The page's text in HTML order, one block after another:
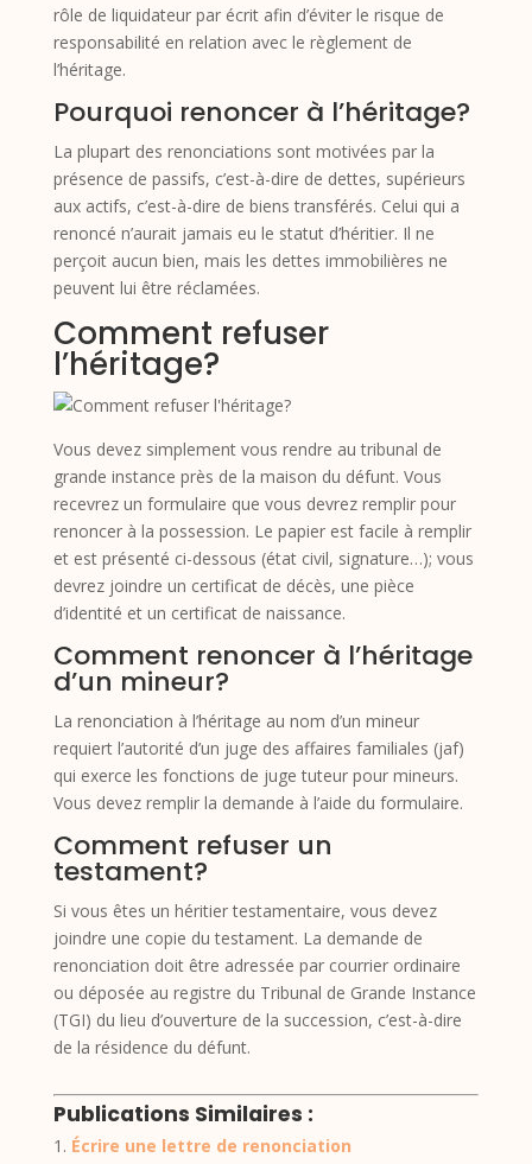
rôle de liquidateur par écrit afin d’éviter le risque de
responsabilité en relation avec le règlement de
l’héritage.
Pourquoi renoncer à l’héritage?
La plupart des renonciations sont motivées par la
présence de passifs, c’est-à-dire de dettes, supérieurs
aux actifs, c’est-à-dire de biens transférés. Celui qui a
renoncé n’aurait jamais eu le statut d’héritier. Il ne
perçoit aucun bien, mais les dettes immobilières ne
peuvent lui être réclamées.
Comment refuser
l’héritage?
Vous devez simplement vous rendre au tribunal de
grande instance près de la maison du défunt. Vous
recevrez un formulaire que vous devrez remplir pour
renoncer à la possession. Le papier est facile à remplir
et est présenté ci-dessous (état civil, signature…); vous
devrez joindre un certificat de décès, une pièce
d’identité et un certificat de naissance.
Comment renoncer à l’héritage
d’un mineur?
La renonciation à l’héritage au nom d’un mineur
requiert l’autorité d’un juge des affaires familiales (jaf)
qui exerce les fonctions de juge tuteur pour mineurs.
Vous devez remplir la demande à l’aide du formulaire.
Comment refuser un
testament?
Si vous êtes un héritier testamentaire, vous devez
joindre une copie du testament. La demande de
renonciation doit être adressée par courrier ordinaire
ou déposée au registre du Tribunal de Grande Instance
(TGI) du lieu d’ouverture de la succession, c’est-à-dire
de la résidence du défunt.
Publications Similaires :
Écrire une lettre de renonciation